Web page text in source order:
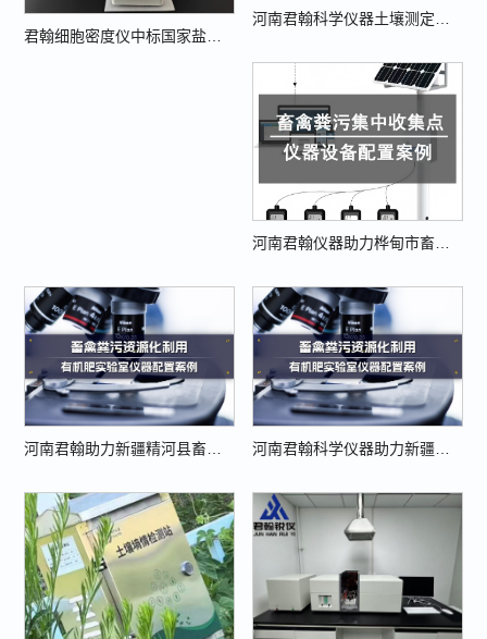
君翰细胞密度仪中标国家盐碱地综合利用技术创新中心建设项目
河南君翰助力新疆精河县畜禽粪污资源化利用项目